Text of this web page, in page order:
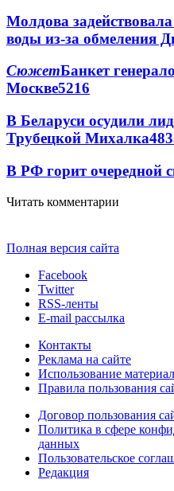
Молдова
воды из-за обмеления
СюжетБанкет
Москве5216
В Беларуси осудили
Трубецкой Михалка
В РФ горит очередной
Читать комментарии
Полная версия сайта
Facebook
Twitter
RSS-ленты
E-mail рассылка
Контакты
Реклама на сайте
Использование
Правила пользования
Договор пользования
Политика в сфере
данных
Пользовательское
Редакция